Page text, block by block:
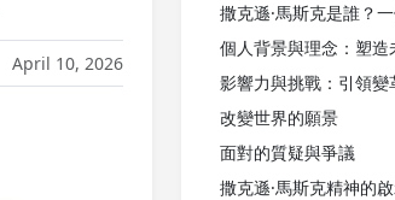
April 10, 2026
撒克遜·馬斯克是誰？
個人背景與理念：塑造
影響力與挑戰：引領變
改變世界的願景
面對的質疑與爭議
撒克遜·馬斯克精神的